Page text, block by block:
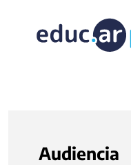
Audiencia